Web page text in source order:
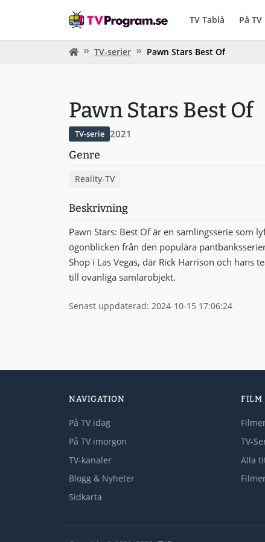
TV Tablå På
TV-serier Pawn Stars Best Of
Pawn Stars Best Of
TV-serie 2021
Genre
Reality-TV
Beskrivning
Pawn Stars: Best Of är en samlingsserie som
ögonblicken från den populära
Shop i Las Vegas, där Rick Harrison och
till ovanliga samlarobjekt.
Senast uppdaterad: 2024-10-15 17:06:24
NAVIGATION
På TV idag
På TV imorgon
TV-kanaler
Blogg & Nyheter
Sidkarta
FILM
TV-
Alla